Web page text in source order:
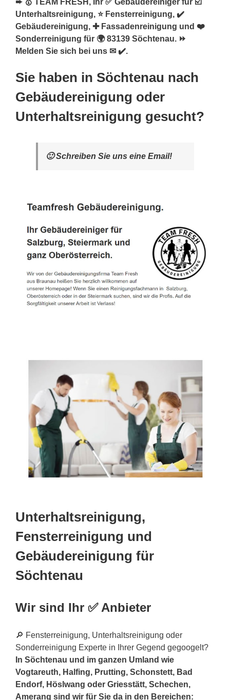
Unterhaltsreinigung, ⭐ Fensterreinigung, ✔️
Gebäudereinigung, ✚ Fassadenreinigung und ❤️
Sonderreinigung für 🌍 83139 Söchtenau. ⏩
Melden Sie sich bei uns ✉ ✔️.
Sie haben in Söchtenau nach
Gebäudereinigung oder
Unterhaltsreinigung gesucht?
🙂 Schreiben Sie uns eine Email!
Unterhaltsreinigung,
Fensterreinigung und
Gebäudereinigung für
Söchtenau
Wir sind Ihr ✅ Anbieter
🔎 Fensterreinigung, Unterhaltsreinigung oder
Sonderreinigung Experte in Ihrer Gegend gegoogelt?
In Söchtenau und im ganzen Umland wie
Vogtareuth, Halfing, Prutting, Schonstett, Bad
Endorf, Höslwang oder Griesstätt, Schechen,
Amerang sind wir für Sie da in den Bereichen: